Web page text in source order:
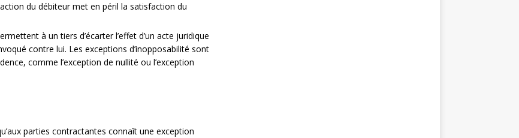
du débiteur met en péril la satisfaction du
à un tiers d’écarter l’effet d’un acte juridique
contre lui. Les exceptions d’inopposabilité sont
comme l’exception de nullité ou l’exception
parties contractantes connaît une exception